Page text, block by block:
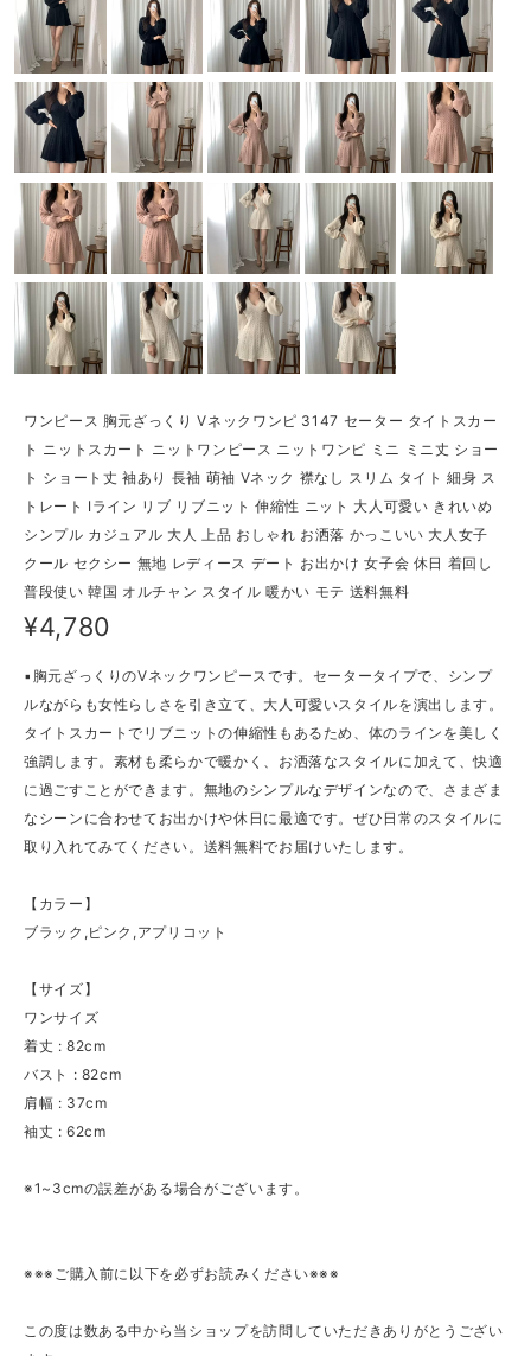
ワンピース 胸元ざっくり Vネックワンピ 3147 セーター タイトスカー
ト ニットスカート ニットワンピース ニットワンピ ミニ ミニ丈 ショー
ト ショート丈 袖あり 長袖 萌袖 Vネック 襟なし スリム タイト 細身 ス
トレート Iライン リブ リブニット 伸縮性 ニット 大人可愛い きれいめ
シンプル カジュアル 大人 上品 おしゃれ お洒落 かっこいい 大人女子
クール セクシー 無地 レディース デート お出かけ 女子会 休日 着回し
普段使い 韓国 オルチャン スタイル 暖かい モテ 送料無料
¥4,780
▪胸元ざっくりのVネックワンピースです。セータータイプで、シンプ
ルながらも女性らしさを引き立て、大人可愛いスタイルを演出します。
タイトスカートでリブニットの伸縮性もあるため、体のラインを美しく
強調します。素材も柔らかで暖かく、お洒落なスタイルに加えて、快適
に過ごすことができます。無地のシンプルなデザインなので、さまざま
なシーンに合わせてお出かけや休日に最適です。ぜひ日常のスタイルに
取り入れてみてください。送料無料でお届けいたします。
【カラー】
ブラック,ピンク,アプリコット
【サイズ】
ワンサイズ
着丈 : 82cm
バスト : 82cm
肩幅 : 37cm
袖丈 : 62cm
※1~3cmの誤差がある場合がございます。
※※※ご購入前に以下を必ずお読みください※※※
この度は数ある中から当ショップを訪問していただきありがとうござい